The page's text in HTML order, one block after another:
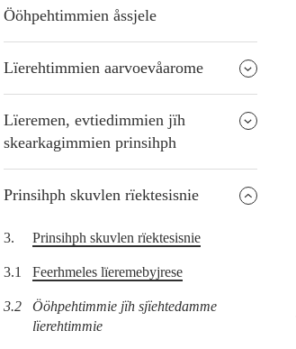
Ööhpehtimmien åssjele
Lïerehtimmien aarvoevåarome
Lïeremen, evtiedimmien jïh
skearkagimmien prinsihph
Prinsihph skuvlen rïektesisnie
3. Prinsihph skuvlen rïektesisnie
3.1 Feerhmeles lïeremebyjrese
3.2
Ööhpehtimmie jïh sjïehtedamme
lïerehtimmie